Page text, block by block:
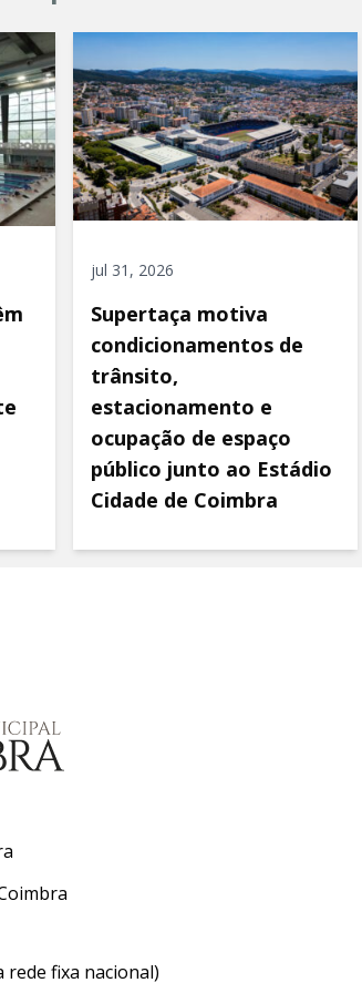
jul 31, 2026
Supertaça motiva
condicionamentos de
trânsito,
estacionamento e
ocupação de espaço
público junto ao Estádio
Cidade de Coimbra
rede fixa nacional)